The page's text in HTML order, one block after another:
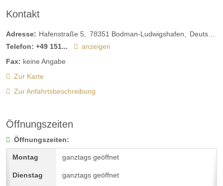
Kontakt
Adresse: Hafenstraße 5 78351 Bodman-Ludwigshafen
Deutschland
Telefon: +49 151...
anzeigen
Fax: keine Angabe
Zur Karte
Zur Anfahrtsbeschreibung
Öffnungszeiten
Öffnungszeiten:
ganztags geöffnet
ganztags geöffnet